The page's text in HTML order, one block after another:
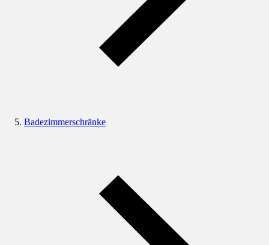
Badezimmerschränke